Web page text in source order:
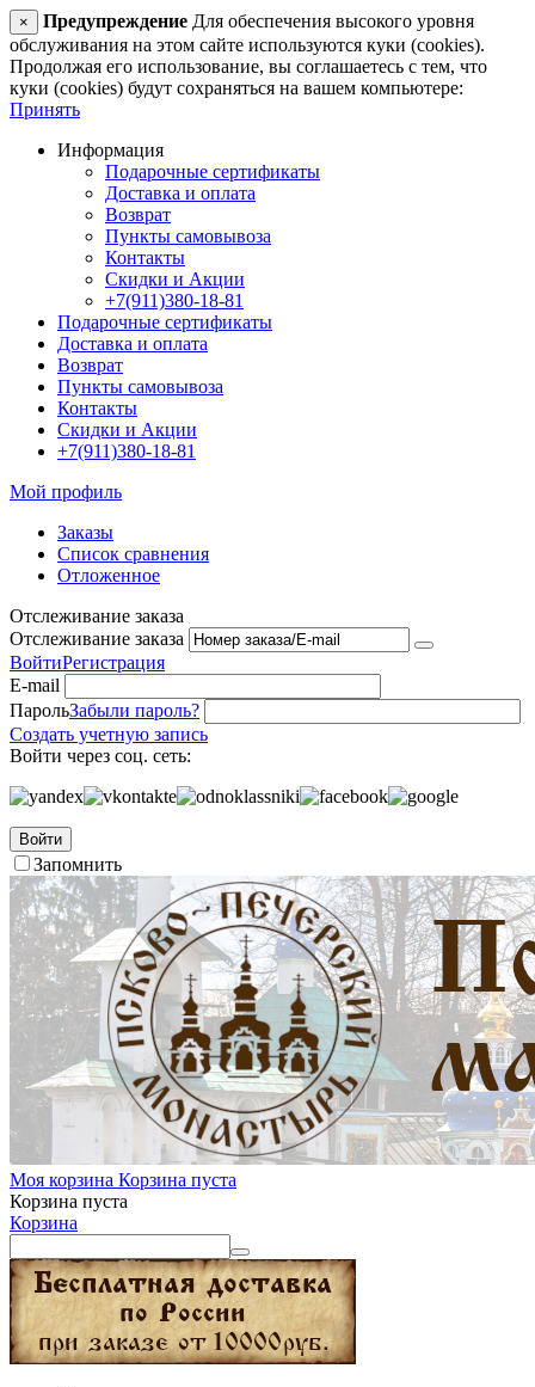
× Предупреждение Для обеспечения высокого уровня
обслуживания на этом сайте используются куки (cookies).
Продолжая его использование, вы соглашаетесь с тем, что
куки (cookies) будут сохраняться на вашем компьютере:
Принять
Информация
Подарочные сертификаты
Доставка и оплата
Возврат
Пункты самовывоза
Контакты
Скидки и Акции
+7(911)380-18-81
Подарочные сертификаты
Доставка и оплата
Возврат
Пункты самовывоза
Контакты
Скидки и Акции
+7(911)380-18-81
Мой профиль
Заказы
Список сравнения
Отложенное
Отслеживание заказа
Отслеживание заказа
ВойтиРегистрация
E-mail
ПарольЗабыли пароль?
Создать учетную запись
Войти через соц. сеть:
Войти
Запомнить
Моя корзина Корзина пуста
Корзина пуста
Корзина